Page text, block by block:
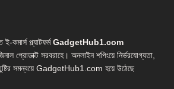
কমার্স প্ল্যাটফর্মGadgetHub1.com
প্রোডাক্ট সরবরাহে। অনলাইন শপিংয়ে নির্ভরযোগ্যতা,
সমন্বয়ে GadgetHub1.com হয়ে উঠেছে